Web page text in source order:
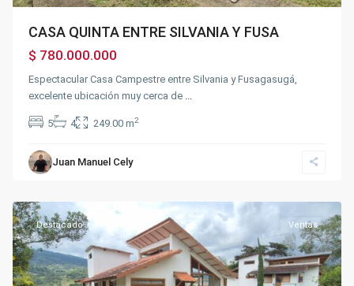
CASA QUINTA ENTRE SILVANIA Y FUSA
$ 780.000.000
Espectacular Casa Campestre entre Silvania y Fusagasugá,
excelente ubicación muy cerca de ...
5 4 249.00 m2
Juan Manuel Cely
Destacado Ventas